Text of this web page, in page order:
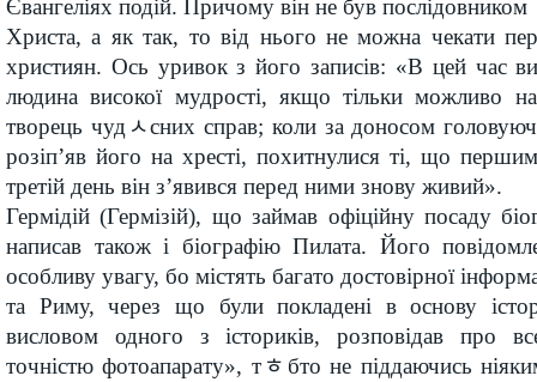
Євангеліях подій. Причому він не був послідовником
Христа, а як так, то від нього не можна чекати
християн. Ось уривок з його записів: «В цей час
людина високої мудрості, якщо тільки можливо
творець чудﾵсних справ; коли за доносом
розіп’яв його на хресті, похитнулися ті, що
третій день він з’явився перед ними знову живий».
Гермідій (Гермізій), що займав офіційну посаду
написав також і біографію Пилата. Його
особливу увагу, бо містять багато достовірної
та Риму, через що були покладені в основу
висловом одного з істориків, розповідав про
точністю фотоапарату», тﾾбто не піддаючись